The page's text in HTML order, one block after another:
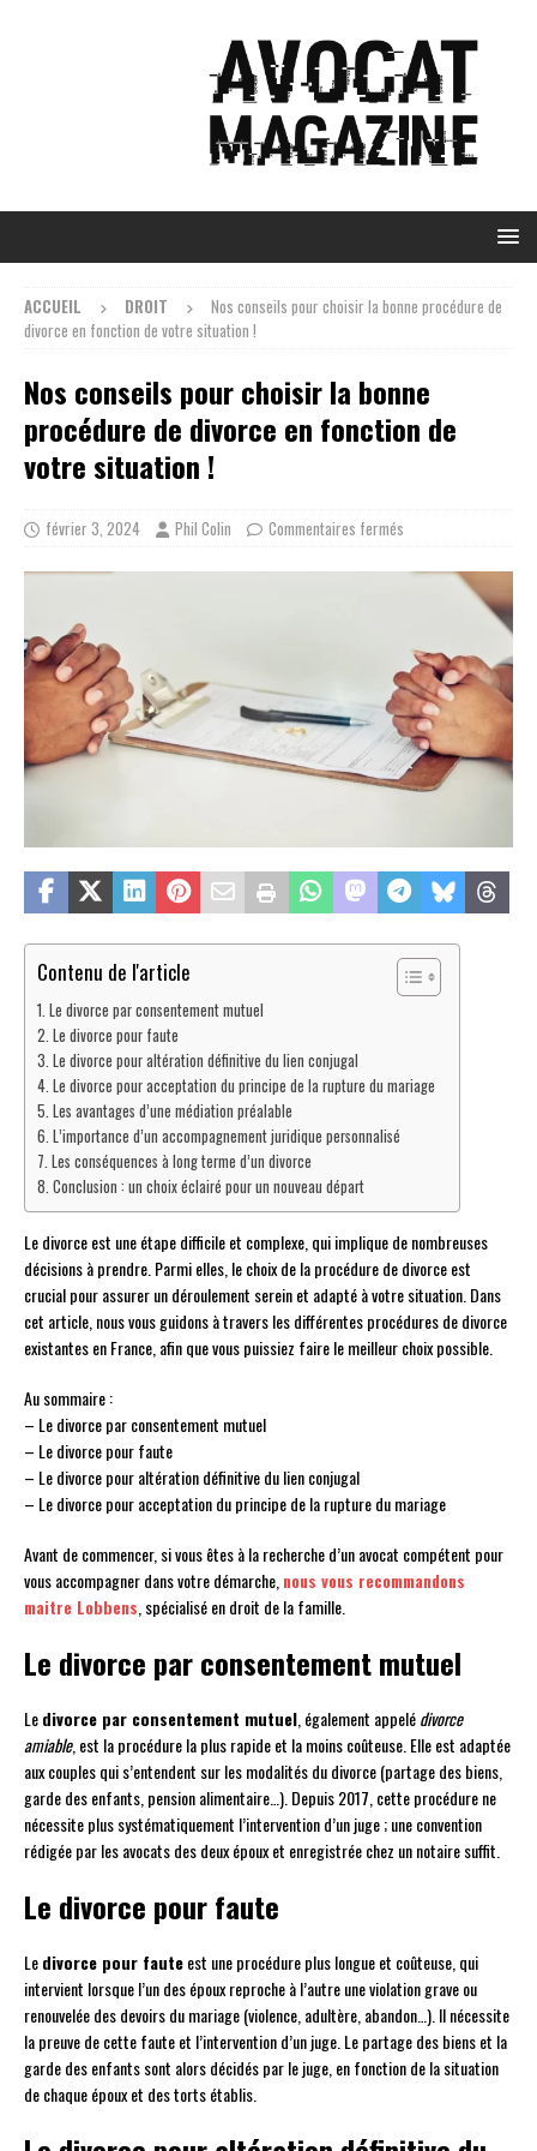
ACCUEIL DROIT
Nos conseils pour choisir la bonne procédure de
divorce en fonction de votre situation !
Nos conseils pour choisir la bonne
procédure de divorce en fonction de
votre situation !
février 3, 2024 Phil Colin Commentaires fermés
Contenu de l'article
Le divorce par consentement mutuel
Le divorce pour faute
Le divorce pour altération définitive du lien conjugal
Le divorce pour acceptation du principe de la rupture du mariage
Les avantages d’une médiation préalable
L’importance d’un accompagnement juridique personnalisé
Les conséquences à long terme d’un divorce
Conclusion : un choix éclairé pour un nouveau départ
Le divorce est une étape difficile et complexe, qui implique de nombreuses
décisions à prendre. Parmi elles, le choix de la procédure de divorce est
crucial pour assurer un déroulement serein et adapté à votre situation. Dans
cet article, nous vous guidons à travers les différentes procédures de divorce
existantes en France, afin que vous puissiez faire le meilleur choix possible.
Au sommaire :
– Le divorce par consentement mutuel
– Le divorce pour faute
– Le divorce pour altération définitive du lien conjugal
– Le divorce pour acceptation du principe de la rupture du mariage
Avant de commencer, si vous êtes à la recherche d’un avocat compétent pour
vous accompagner dans votre démarche, nous vous recommandons
maitre Lobbens , spécialisé en droit de la famille.
Le divorce par consentement mutuel
Ledivorce par consentement mutuel , également appelédivorce
amiable, est la procédure la plus rapide et la moins coûteuse. Elle est adaptée
aux couples qui s’entendent sur les modalités du divorce (partage des biens,
garde des enfants, pension alimentaire…). Depuis 2017, cette procédure ne
nécessite plus systématiquement l’intervention d’un juge ; une convention
rédigée par les avocats des deux époux et enregistrée chez un notaire suffit.
Le divorce pour faute
Ledivorce pour fauteest une procédure plus longue et coûteuse, qui
intervient lorsque l’un des époux reproche à l’autre une violation grave ou
renouvelée des devoirs du mariage (violence, adultère, abandon…). Il nécessite
la preuve de cette faute et l’intervention d’un juge. Le partage des biens et la
garde des enfants sont alors décidés par le juge, en fonction de la situation
de chaque époux et des torts établis.